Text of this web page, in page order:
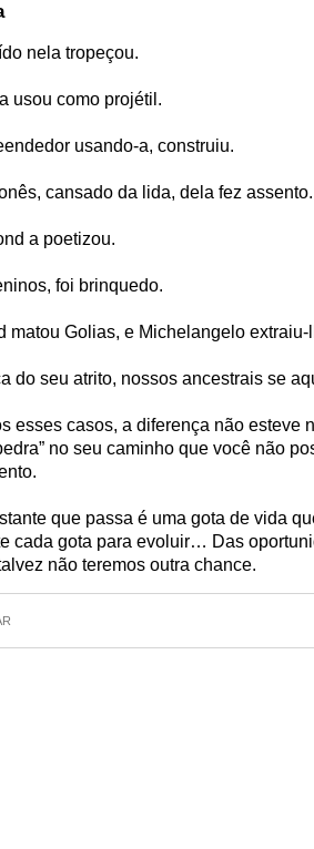
nela tropeçou.
usou como projétil.
usando-a, construiu.
cansado da lida, dela fez assento.
a poetizou.
foi brinquedo.
matou Golias, e Michelangelo
do seu atrito, nossos ancestrais se
esses casos, a diferença não esteve
no seu caminho que você não
que passa é uma gota de vida
cada gota para evoluir… Das
não teremos outra chance.